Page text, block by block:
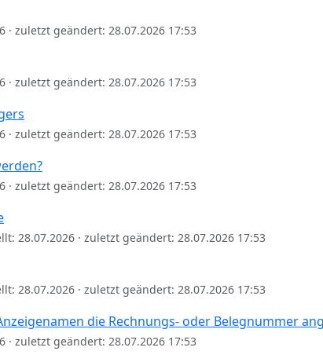
· zuletzt geändert: 28.07.2026 17:53
· zuletzt geändert: 28.07.2026 17:53
· zuletzt geändert: 28.07.2026 17:53
· zuletzt geändert: 28.07.2026 17:53
28.07.2026 · zuletzt geändert: 28.07.2026 17:53
28.07.2026 · zuletzt geändert: 28.07.2026 17:53
die Rechnungs- oder Belegnummer
· zuletzt geändert: 28.07.2026 17:53